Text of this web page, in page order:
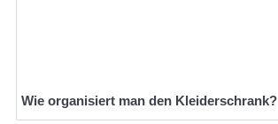
Wie organisiert man den Kleiderschrank?